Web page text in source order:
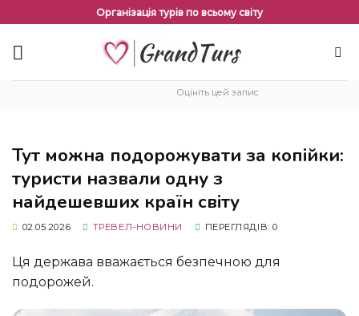
змісту
Організація турів по всьому світу
Оцініть цей запис
Тут можна подорожувати за копійки:
туристи назвали одну з
найдешевших країн світу
02.05.2026 ТРЕВЕЛ-НОВИНИ ПЕРЕГЛЯДІВ: 0
Ця держава вважається безпечною для
подорожей.